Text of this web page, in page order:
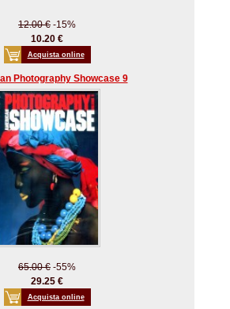
12.00 € -15%
10.20 €
Acquista online
Photography Showcase 9
65.00 € -55%
29.25 €
Acquista online